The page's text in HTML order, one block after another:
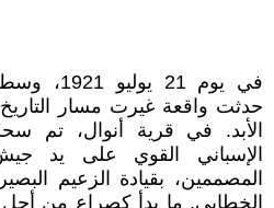
في يوم 21
حدثت واقعة غيرت مسار
الأبد. في قرية أنوال، تم
الإسباني القوي على يد
المصممين، بقيادة الزعيم
الخطابي. ما بدأ كصراع من أجل